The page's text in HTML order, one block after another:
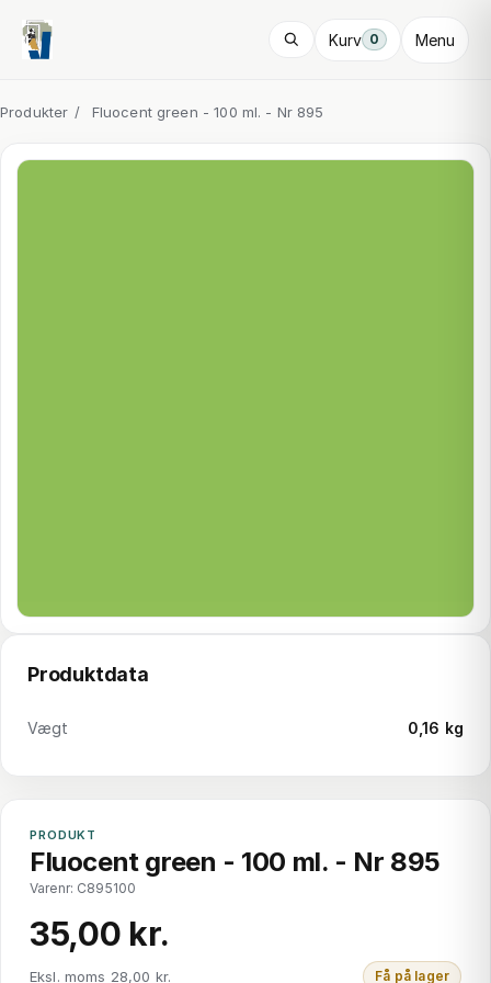
Kurv 0 Menu
Produkter / Fluocent green - 100 ml. - Nr 895
Produktdata
Vægt 0,16 kg
PRODUKT
Fluocent green - 100 ml. - Nr 895
Varenr: C895100
35,00 kr.
Eksl. moms 28,00 kr. Få på lager